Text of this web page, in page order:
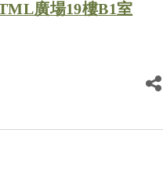
廣場19樓B1室